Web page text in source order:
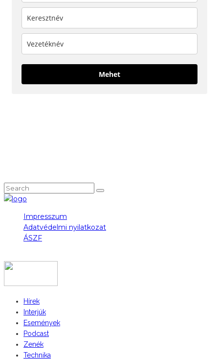
Mehet
Impresszum
Adatvédelmi nyilatkozat
ÁSZF
Hírek
Interjúk
Események
Podcast
Zenék
Technika